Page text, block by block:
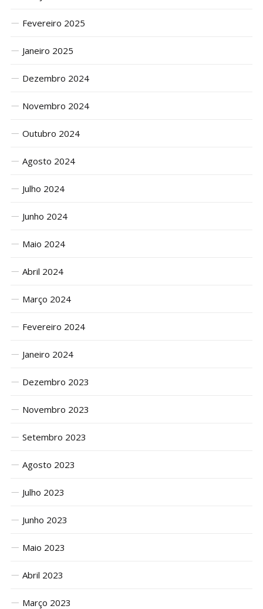
Fevereiro 2025
Janeiro 2025
Dezembro 2024
Novembro 2024
Outubro 2024
Agosto 2024
Julho 2024
Junho 2024
Maio 2024
Abril 2024
Março 2024
Fevereiro 2024
Janeiro 2024
Dezembro 2023
Novembro 2023
Setembro 2023
Agosto 2023
Julho 2023
Junho 2023
Maio 2023
Abril 2023
Março 2023